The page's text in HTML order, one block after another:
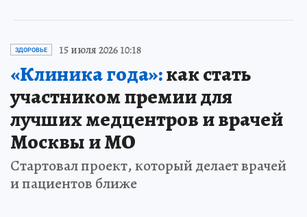
ЗДОРОВЬЕ 15 июля 2026 10:18
«Клиника года»:как стать
участником премии для
лучших медцентров и врачей
Москвы и МО
Стартовал проект, который делает врачей
и пациентов ближе